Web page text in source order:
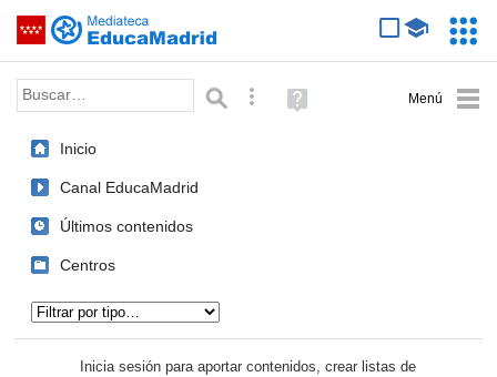
Saltar navegación
Palabra o frase: Búsqueda avanzada
Ayuda
(en
Inicio
Canal EducaMadrid
Últimos contenidos
Centros
Inicia sesión para aportar contenidos, crear listas de